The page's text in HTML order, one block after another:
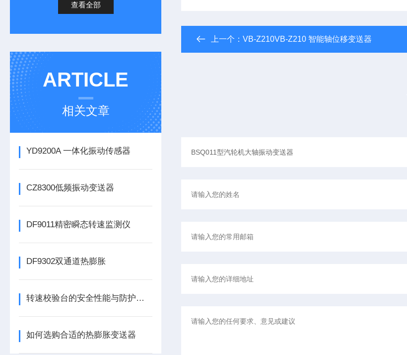
查看全部
ARTICLE
相关文章
YD9200A 一体化振动传感器
CZ8300低频振动变送器
DF9011精密瞬态转速监测仪
DF9302双通道热膨胀
转速校验台的安全性能与防护措施
如何选购合适的热膨胀变送器
上一个： VB-Z210VB-Z210 智能轴位移变送器